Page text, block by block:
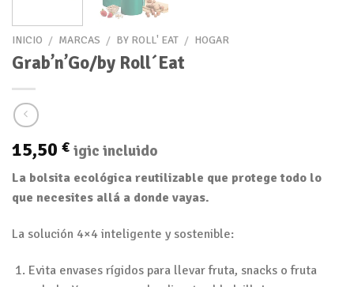
INICIO / MARCAS / BY ROLL' EAT / HOGAR
Grab’n’Go/by Roll´Eat
15,50 € igic incluido
La bolsita ecológica reutilizable que protege todo lo
que necesites allá a donde vayas.
La solución 4×4 inteligente y sostenible:
Evita envases rígidos para llevar fruta, snacks o fruta